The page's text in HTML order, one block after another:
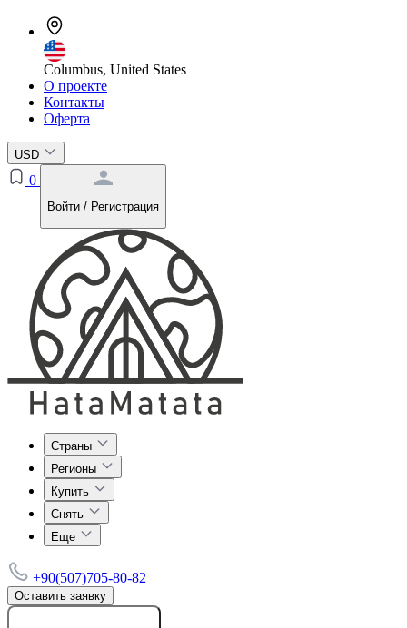
Columbus, United States
О проекте
Контакты
Оферта
USD
0
Войти / Регистрация
Страны
Регионы
Купить
Снять
Еще
+90(507)705-80-82
Оставить заявку